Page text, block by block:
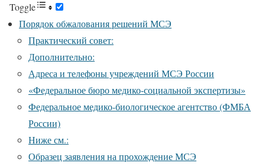
Toggle
Порядок обжалования решений МСЭ
Практический совет:
Дополнительно:
Адреса и телефоны учреждений МСЭ России
«Федеральное бюро медико-социальной экспертизы»
Федеральное медико-биологическое агентство (ФМБА
России)
Ниже см.:
Образец заявления на прохождение МСЭ